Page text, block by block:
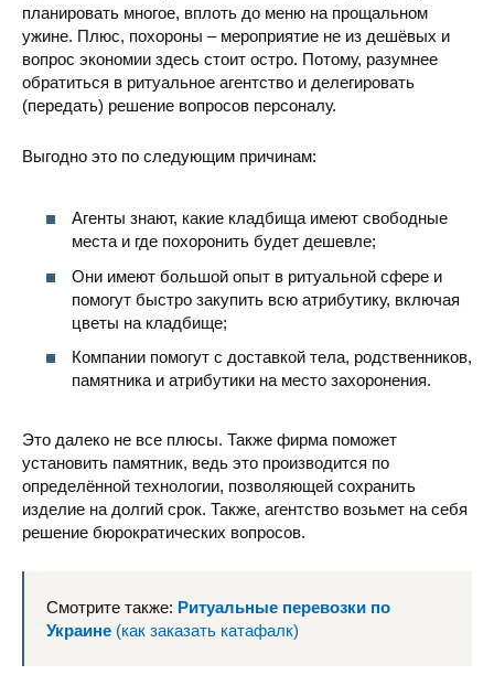
планировать многое, вплоть до меню на прощальном
ужине. Плюс, похороны – мероприятие не из дешёвых и
вопрос экономии здесь стоит остро. Потому, разумнее
обратиться в ритуальное агентство и делегировать
(передать) решение вопросов персоналу.
Выгодно это по следующим причинам:
Агенты знают, какие кладбища имеют свободные
места и где похоронить будет дешевле;
Они имеют большой опыт в ритуальной сфере и
помогут быстро закупить всю атрибутику, включая
цветы на кладбище;
Компании помогут с доставкой тела, родственников,
памятника и атрибутики на место захоронения.
Это далеко не все плюсы. Также фирма поможет
установить памятник, ведь это производится по
определённой технологии, позволяющей сохранить
изделие на долгий срок. Также, агентство возьмет на себя
решение бюрократических вопросов.
Смотрите также: Ритуальные перевозки по
Украине (как заказать катафалк)